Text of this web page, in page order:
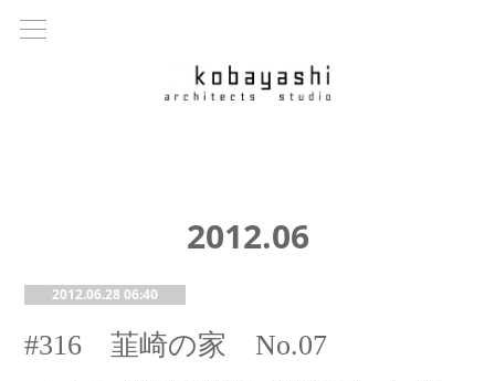
2012.06
2012.06.28 06:40
#316 韮崎の家 No.07